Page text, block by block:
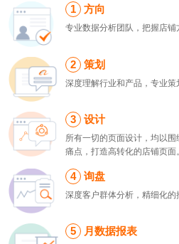
方向
专业数据分析团队，把握店铺
策划
深度理解行业和产品，专业策
设计
所有一切的页面设计，均以
痛点，打造高转化的店铺页面。
询盘
深度客户群体分析，精细化的
月数据报表